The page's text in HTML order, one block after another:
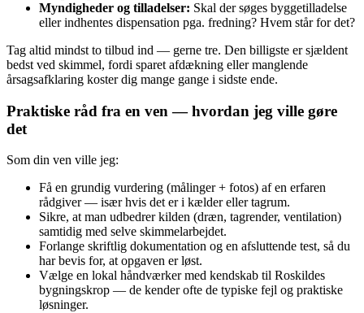
Myndigheder og tilladelser: Skal der søges byggetilladelse
eller indhentes dispensation pga. fredning? Hvem står for det?
Tag altid mindst to tilbud ind — gerne tre. Den billigste er sjældent
bedst ved skimmel, fordi sparet afdækning eller manglende
årsagsafklaring koster dig mange gange i sidste ende.
Praktiske råd fra en ven — hvordan jeg ville gøre
det
Som din ven ville jeg:
Få en grundig vurdering (målinger + fotos) af en erfaren
rådgiver — især hvis det er i kælder eller tagrum.
Sikre, at man udbedrer kilden (dræn, tagrender, ventilation)
samtidig med selve skimmelarbejdet.
Forlange skriftlig dokumentation og en afsluttende test, så du
har bevis for, at opgaven er løst.
Vælge en lokal håndværker med kendskab til Roskildes
bygningskrop — de kender ofte de typiske fejl og praktiske
løsninger.